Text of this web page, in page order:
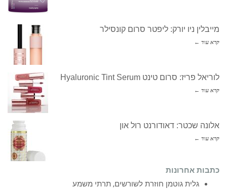
מייבלין ניו יורק: ליפטר סרום קונסילר
קרא עוד ←
לוריאל פריז: סרום טינט Hyaluronic Tint Serum
קרא עוד ←
אלונה שכטר: דאודורנט רול און
קרא עוד ←
כתבות אחרונות
גלית גוטמן חוזרת לשורשים, תרתי משמע